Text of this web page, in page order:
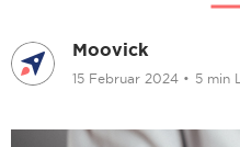
Moovick
15 Februar 2024 • 5 min